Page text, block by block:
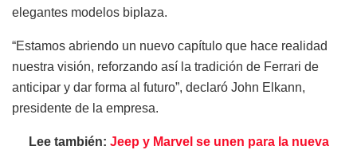
elegantes modelos biplaza.
“Estamos abriendo un nuevo capítulo que hace realidad
nuestra visión, reforzando así la tradición de Ferrari de
anticipar y dar forma al futuro”, declaró John Elkann,
presidente de la empresa.
Lee también: Jeep y Marvel se unen para la nueva